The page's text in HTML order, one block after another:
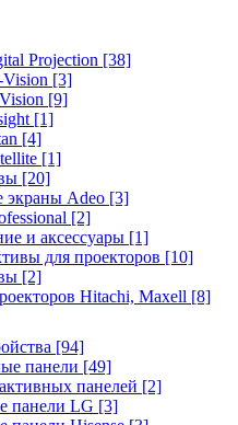
Projection [38]
[3]
[9]
[1]
[4]
[1]
[20]
Adeo [3]
[2]
и аксессуары [1]
для проекторов [10]
[2]
Hitachi, Maxell [8]
[94]
панели [49]
панелей [2]
панели LG [3]